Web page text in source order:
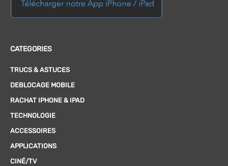
CATEGORIES
TRUCS & ASTUCES
DEBLOCAGE MOBILE
RACHAT IPHONE & IPAD
TECHNOLOGIE
ACCESSOIRES
APPLICATIONS
CINÉ/TV